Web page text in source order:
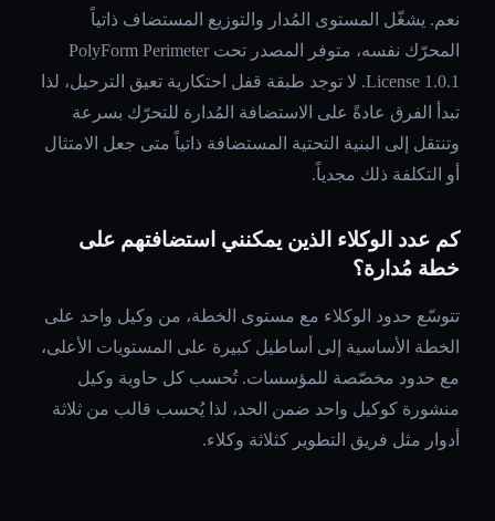
نعم. يشغّل المستوى المُدار والتوزيع المستضاف ذاتياً
المحرّك نفسه، متوفر المصدر تحت PolyForm Perimeter
License 1.0.1. لا توجد طبقة قفل احتكارية تعيق الترحيل، لذا
تبدأ الفرق عادةً على الاستضافة المُدارة للتحرّك بسرعة
وتنتقل إلى البنية التحتية المستضافة ذاتياً متى جعل الامتثال
أو التكلفة ذلك مجدياً.
كم عدد الوكلاء الذين يمكنني استضافتهم على
خطة مُدارة؟
تتوسّع حدود الوكلاء مع مستوى الخطة، من وكيل واحد على
الخطة الأساسية إلى أساطيل كبيرة على المستويات الأعلى،
مع حدود مخصّصة للمؤسسات. تُحسب كل حاوية وكيل
منشورة كوكيل واحد ضمن الحد، لذا يُحسب قالب من ثلاثة
أدوار مثل فريق التطوير كثلاثة وكلاء.